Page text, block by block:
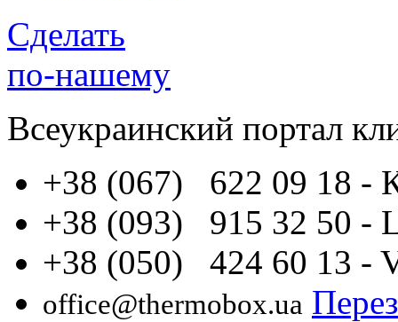
Сделать
по-нашему
Всеукраинский портал
+38 (067) 622 09 18 -
+38 (093) 915 32 50 -
+38 (050) 424 60 13 -
office@thermobox.ua